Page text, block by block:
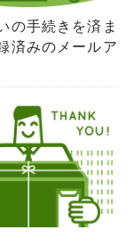
の手続きを済ま
済みのメールア